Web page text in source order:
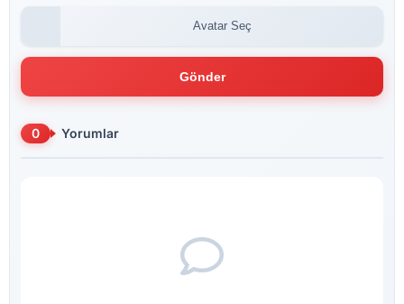
Avatar Seç
Gönder
0 Yorumlar